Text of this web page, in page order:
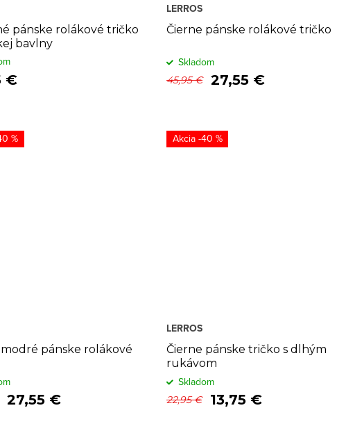
pánske rolákové tričko
bavlny
€
Čierne pánske rolákové tričko
LERROS
45,95 € 27,55 €
Skladom
%
pánske rolákové
27,55 €
-40 %
Čierne pánske tričko s dlhým
rukávom
LERROS
22,95 € 13,75 €
Skladom